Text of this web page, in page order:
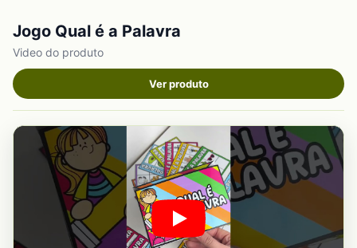
Jogo Qual é a Palavra
Video do produto
Ver produto